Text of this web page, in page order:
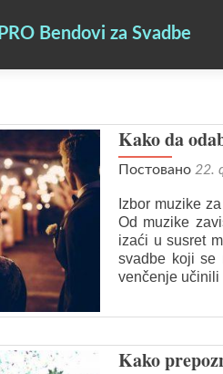
PRO Bendovi za Svadbe
Kako da
Постовано 22.
Izbor muzike
Od muzike
izaći u susret
svadbe koji se
venčenje učinili
Kako